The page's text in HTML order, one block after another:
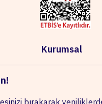
Kurumsal